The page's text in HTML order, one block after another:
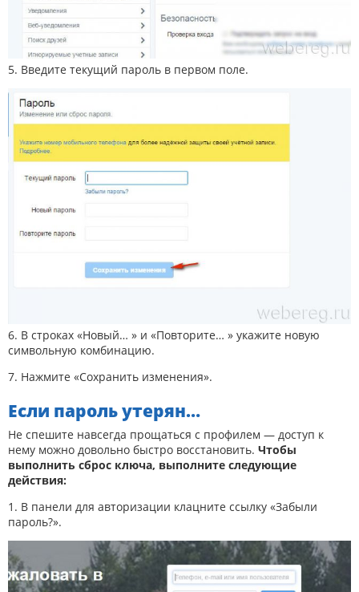
5. Введите текущий пароль в первом поле.
6. В строках «Новый… » и «Повторите… » укажите новую
символьную комбинацию.
7. Нажмите «Сохранить изменения».
Если пароль утерян…
Не спешите навсегда прощаться с профилем — доступ к
нему можно довольно быстро восстановить. Чтобы
выполнить сброс ключа, выполните следующие
действия:
1. В панели для авторизации клацните ссылку «Забыли
пароль?».